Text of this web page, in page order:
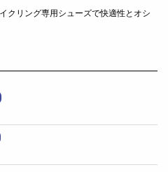
クリング専用シューズで快適性とオシ